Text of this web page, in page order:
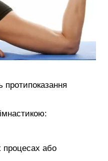
протипоказання
процесах або